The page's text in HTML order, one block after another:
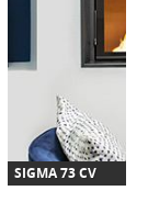
SIGMA 73 CV